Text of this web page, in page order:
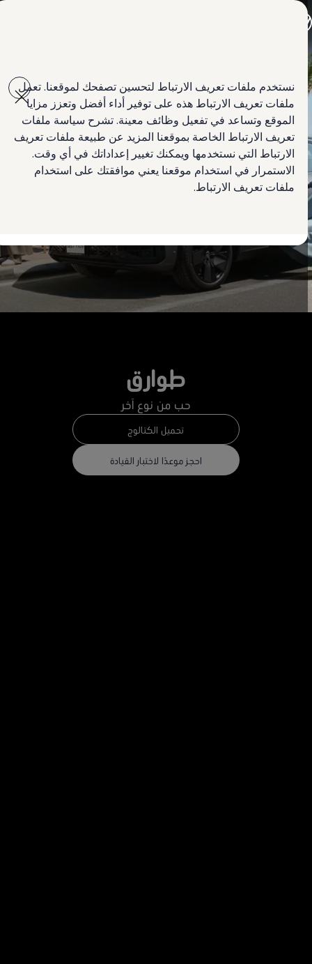
نستخدم ملفات تعريف الارتباط لتحسين تصفحك لموقعنا. تعمل
ملفات تعريف الارتباط هذه على توفير أداء أفضل وتعزز مزايا
الموقع وتساعد في تفعيل وظائف معينة. تشرح سياسة ملفات
تعريف الارتباط الخاصة بموقعنا المزيد عن طبيعة ملفات تعريف
الارتباط التي نستخدمها ويمكنك تغيير إعداداتك في أي وقت.
الاستمرار في استخدام موقعنا يعني موافقتك على استخدام
ملفات تعريف الارتباط.
main
content
footer
تي روك
تيغوان
تيرامونت
طوارق
أماروك الجديدة
كادي كارغو
كرافتر
العروض
السيارات المستعملة
لمالكي وأصحاب السيارة
طوارق
حب من نوع آخر
تحميل الكتالوج
احجز موعدًا لاختبار القيادة